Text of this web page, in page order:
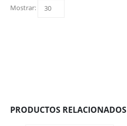
Mostrar:
PRODUCTOS RELACIONADOS